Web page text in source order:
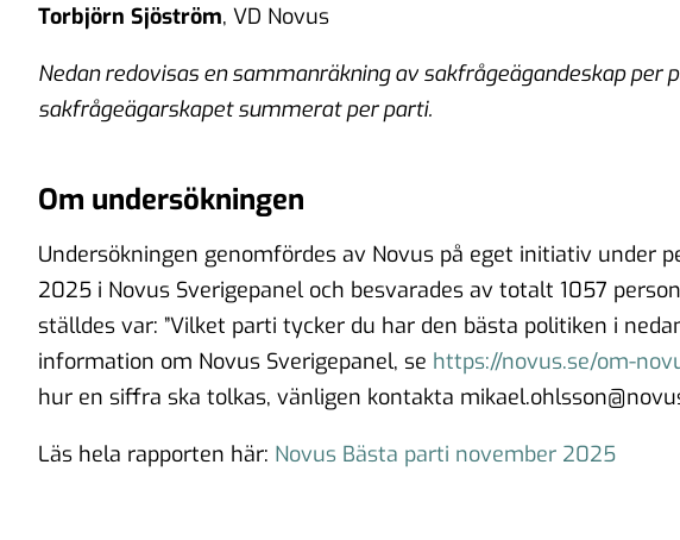
Torbjörn Sjöström, VD Novus
Nedan redovisas en sammanräkning av sakfrågeägandeskap per
sakfrågeägarskapet summerat per parti.
Om undersökningen
Undersökningen genomfördes av Novus på eget initiativ under
2025 i Novus Sverigepanel och besvarades av totalt 1057
ställdes var: ”Vilket parti tycker du har den bästa politiken i
information om Novus Sverigepanel, se https://novus.se/om-
hur en siffra ska tolkas, vänligen kontakta
Läs hela rapporten här: Novus Bästa parti november 2025